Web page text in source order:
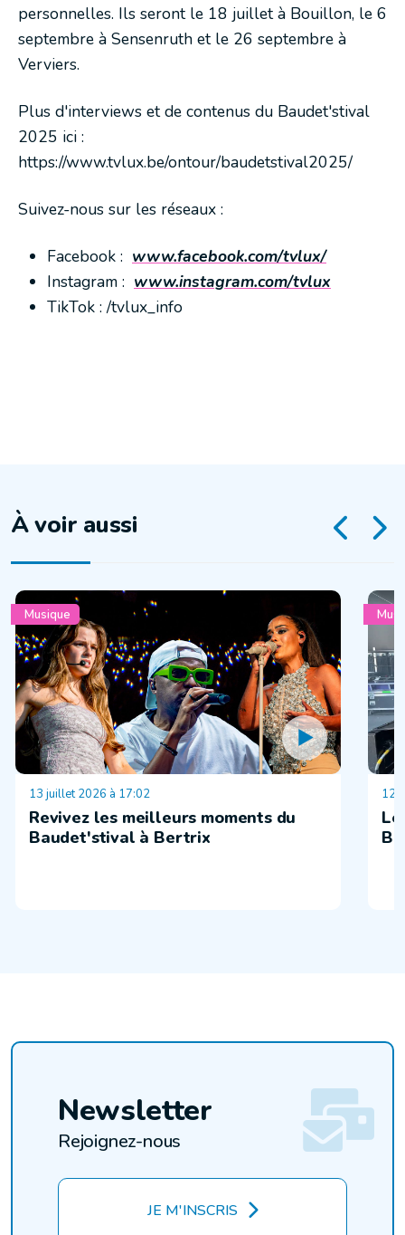
personnelles. Ils seront le 18 juillet à Bouillon, le 6
septembre à Sensenruth et le 26 septembre à
Verviers.
Plus d'interviews et de contenus du Baudet'stival
2025 ici :
https://www.tvlux.be/ontour/baudetstival2025/
Suivez-nous sur les réseaux :
Facebook : www.facebook.com/tvlux/
Instagram : www.instagram.com/tvlux
TikTok : /tvlux_info
À voir aussi
Musique
13 juillet 2026 à 17:02
Revivez les meilleurs moments du
Baudet'stival à Bertrix
12
Newsletter
Rejoignez-nous
JE M'INSCRIS